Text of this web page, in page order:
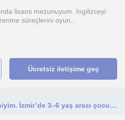
lisans mezunuyum. İngilizceyi
süreçlerini oyun...
Ücretsiz iletişime geç
Ben okul öncesi öğretmeniyim. İzmir’de 3–6 yaş arası çocuklara oyun temelli, gelişim destekleyici birebir ve grup dersleri veririm